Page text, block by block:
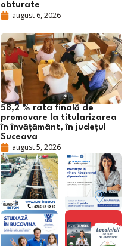
obturate
august 6, 2026
58,2 % rata finală de
promovare la titularizarea
în învățământ, în județul
Suceava
august 5, 2026